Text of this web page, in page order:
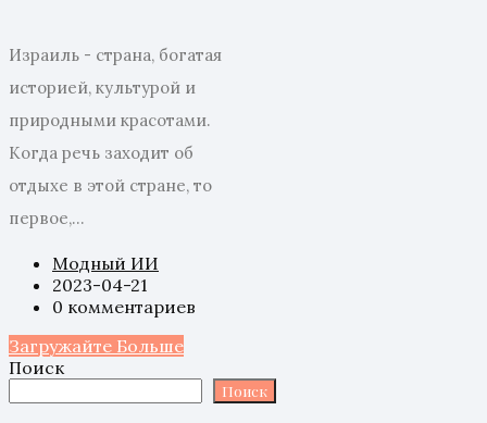
Израиль - страна, богатая
историей, культурой и
природными красотами.
Когда речь заходит об
отдыхе в этой стране, то
первое,...
Модный ИИ
2023-04-21
0 комментариев
Загружайте Больше
Поиск
Поиск